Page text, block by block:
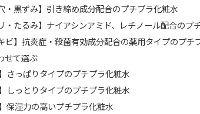
黒ずみ】引き締め成分配合のプチプラ化粧水
たるみ】ナイアシンアミド、レチノール配合のプ
】抗炎症・殺菌有効成分配合の薬用タイプのプチ
せて選ぶ
さっぱりタイプのプチプラ化粧水
しっとりタイプのプチプラ化粧水
保湿力の高いプチプラ化粧水